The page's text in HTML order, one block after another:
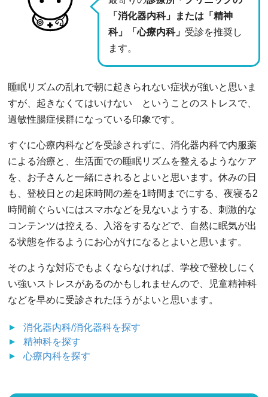
「消化器内科」または「精神
科」「心療内科」 受診を推奨し
ます。
睡眠リズムの乱れで朝に起きられない症状が強いと思いま
すが、起きなくてはいけない ということのストレスで、
過敏性腸症候群になっている印象です。
すぐに心療内科などを受診されずに、消化器内科で内服薬
による治療と、生活面での睡眠リズムを整えるようなケア
を、お子さんと一緒にされるとよいと思います。休みの日
も、登校日との起床時間の差を1時間までにする、夜寝る2
時間前ぐらいにはスマホなどを見ないようする、刺激的な
コンテンツは控える、入浴をするなどで、自然に眠気が出
る状態を作るようにお心がけになるとよいと思います。
そのような対応でもよくならなければ、学校で登校しにく
い強いストレスがあるのかもしれませんので、児童精神科
などを早めに受診されたほうがよいと思います。
消化器内科/消化器科を探す
精神科を探す
心療内科を探す